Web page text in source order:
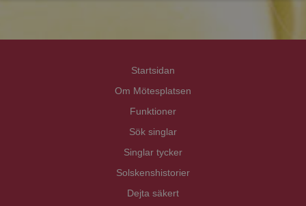
Startsidan
Om Mötesplatsen
Funktioner
Sök singlar
Singlar tycker
Solskenshistorier
Dejta säkert